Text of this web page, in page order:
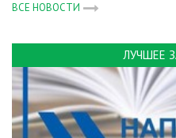
ВСЕ НОВОСТИ
ЛУЧШЕЕ